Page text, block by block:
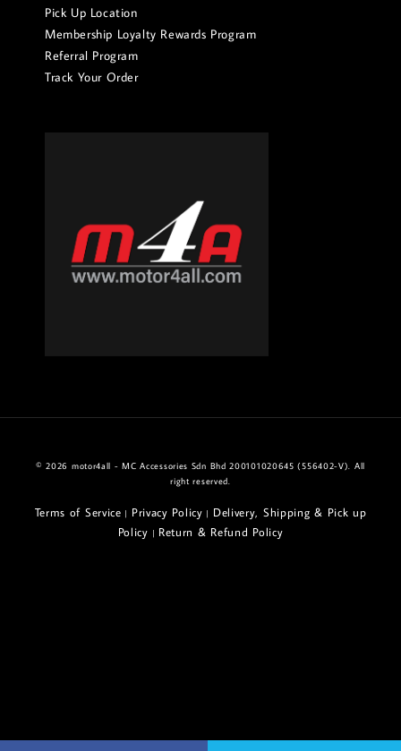
Pick Up Location
Membership Loyalty Rewards Program
Referral Program
Track Your Order
© 2026 motor4all - MC Accessories Sdn Bhd 200101020645 (556402-V). All
right reserved.
Terms of Service | Privacy Policy | Delivery, Shipping & Pick up
Policy | Return & Refund Policy